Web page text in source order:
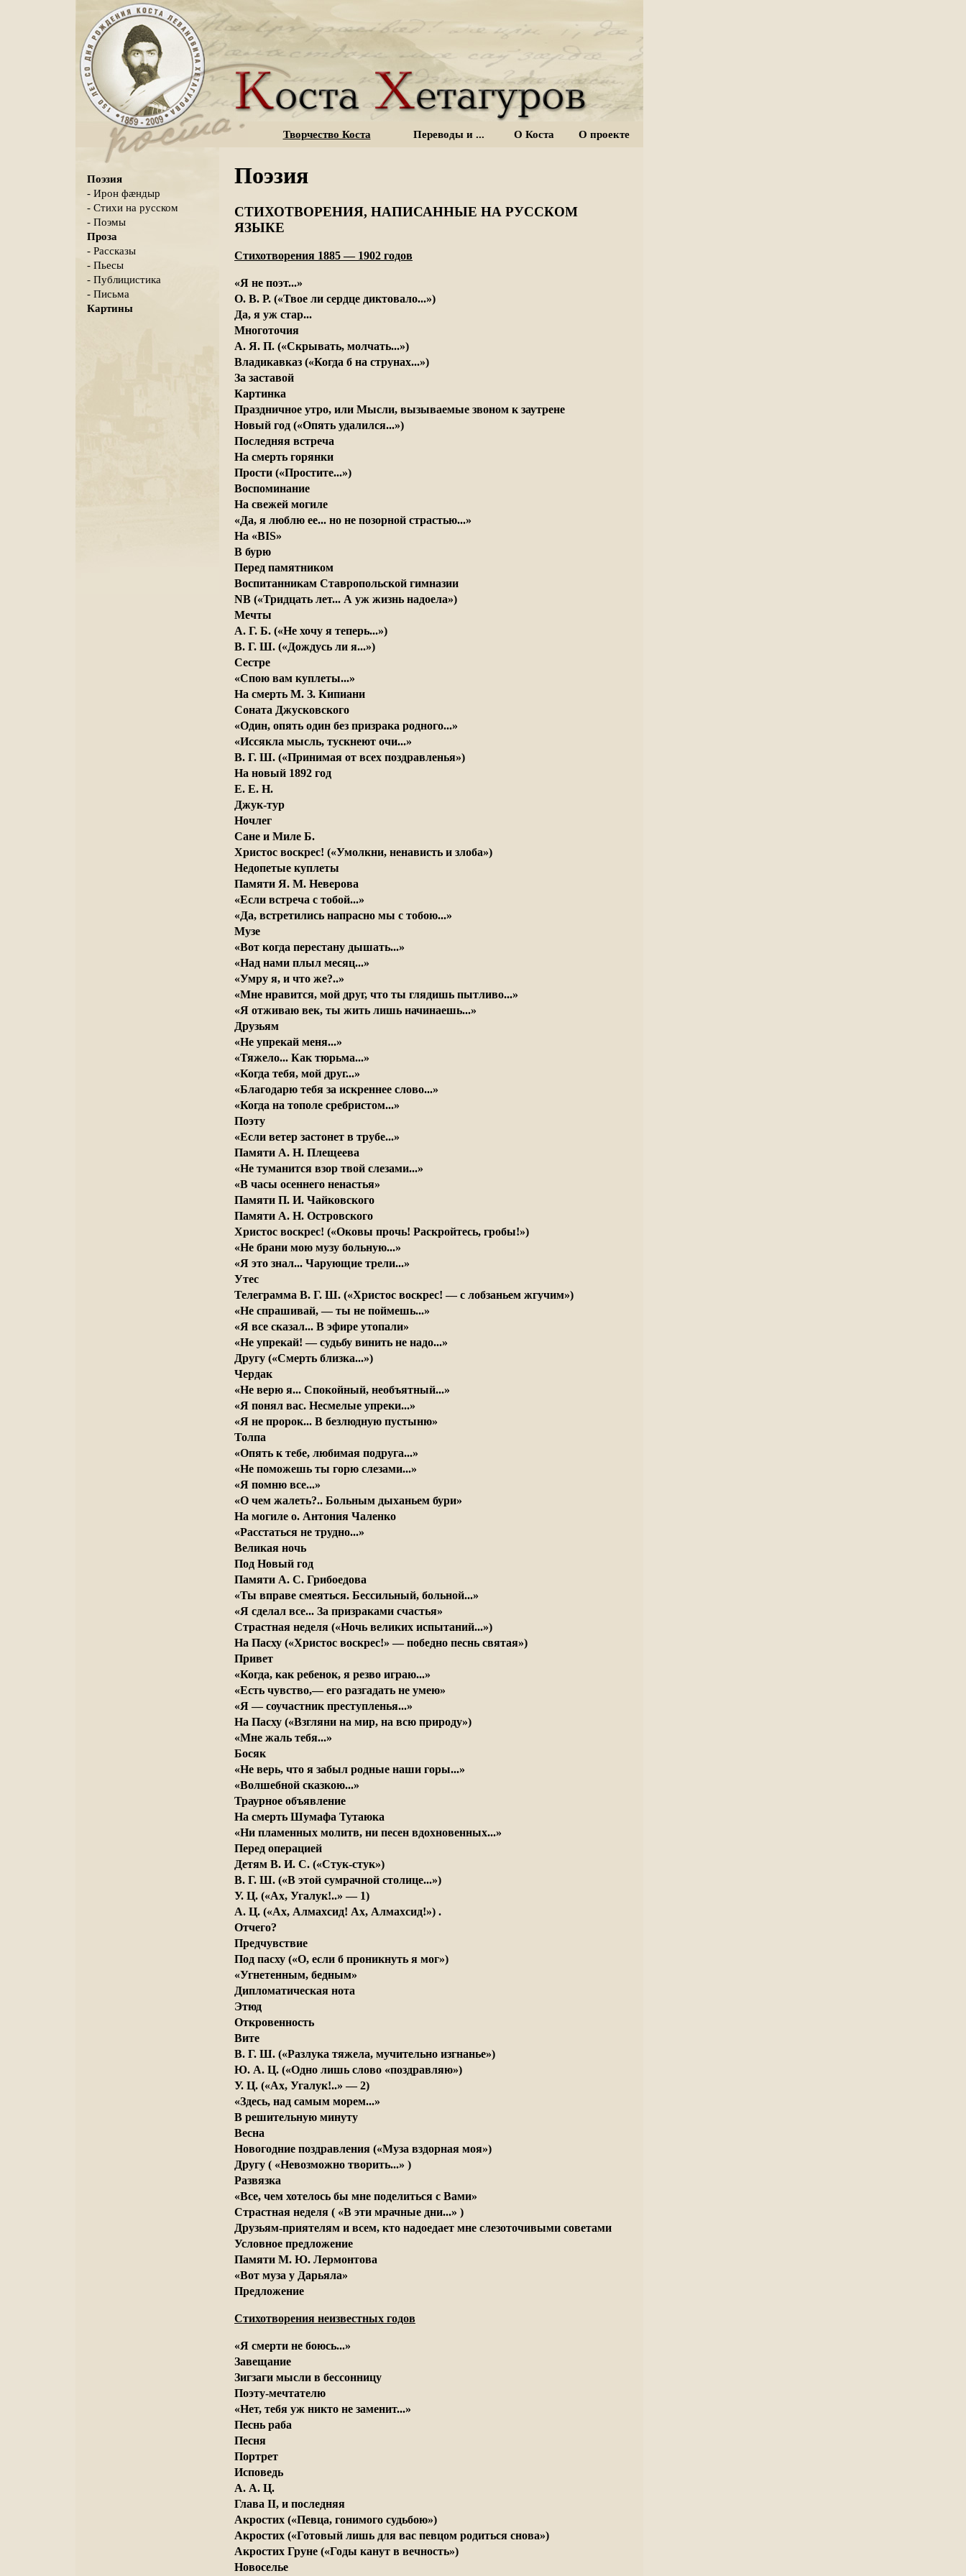
Творчество Коста Переводы и ... О Коста О проекте
Поэзия
- Ирон фæндыр
- Стихи на русском
- Поэмы
Проза
- Рассказы
- Пьесы
- Публицистика
- Письма
Картины
Поэзия
СТИХОТВОРЕНИЯ, НАПИСАННЫЕ НА РУССКОМ
ЯЗЫКЕ
Стихотворения 1885 — 1902 годов
«Я не поэт...»
О. В. Р. («Твое ли сердце диктовало...»)
Да, я уж стар...
Многоточия
А. Я. П. («Скрывать, молчать...»)
Владикавказ («Когда б на струнах...»)
За заставой
Картинка
Праздничное утро, или Мысли, вызываемые звоном к заутрене
Новый год («Опять удалился...»)
Последняя встреча
На смерть горянки
Прости («Простите...»)
Воспоминание
На свежей могиле
«Да, я люблю ее... но не позорной страстью...»
На «BIS»
В бурю
Перед памятником
Воспитанникам Ставропольской гимназии
NB («Тридцать лет... А уж жизнь надоела»)
Мечты
А. Г. Б. («Не хочу я теперь...»)
В. Г. Ш. («Дождусь ли я...»)
Сестре
«Спою вам куплеты...»
На смерть М. З. Кипиани
Соната Джусковского
«Один, опять один без призрака родного...»
«Иссякла мысль, тускнеют очи...»
В. Г. Ш. («Принимая от всех поздравленья»)
На новый 1892 год
Е. Е. Н.
Джук-тур
Ночлег
Сане и Миле Б.
Христос воскрес! («Умолкни, ненависть и злоба»)
Недопетые куплеты
Памяти Я. М. Неверова
«Если встреча с тобой...»
«Да, встретились напрасно мы с тобою...»
Музе
«Вот когда перестану дышать...»
«Над нами плыл месяц...»
«Умру я, и что же?..»
«Мне нравится, мой друг, что ты глядишь пытливо...»
«Я отживаю век, ты жить лишь начинаешь...»
Друзьям
«Не упрекай меня...»
«Тяжело... Как тюрьма...»
«Когда тебя, мой друг...»
«Благодарю тебя за искреннее слово...»
«Когда на тополе сребристом...»
Поэту
«Если ветер застонет в трубе...»
Памяти А. Н. Плещеева
«Не туманится взор твой слезами...»
«В часы осеннего ненастья»
Памяти П. И. Чайковского
Памяти А. Н. Островского
Христос воскрес! («Оковы прочь! Раскройтесь, гробы!»)
«Не брани мою музу больную...»
«Я это знал... Чарующие трели...»
Утес
Телеграмма В. Г. Ш. («Христос воскрес! — с лобзаньем жгучим»)
«Не спрашивай, — ты не поймешь...»
«Я все сказал... В эфире утопали»
«Не упрекай! — судьбу винить не надо...»
Другу («Смерть близка...»)
Чердак
«Не верю я... Спокойный, необъятный...»
«Я понял вас. Несмелые упреки...»
«Я не пророк... В безлюдную пустыню»
Толпа
«Опять к тебе, любимая подруга...»
«Не поможешь ты горю слезами...»
«Я помню все...»
«О чем жалеть?.. Больным дыханьем бури»
На могиле о. Антония Чаленко
«Расстаться не трудно...»
Великая ночь
Под Новый год
Памяти А. С. Грибоедова
«Ты вправе смеяться. Бессильный, больной...»
«Я сделал все... За призраками счастья»
Страстная неделя («Ночь великих испытаний...»)
На Пасху («Христос воскрес!» — победно песнь святая»)
Привет
«Когда, как ребенок, я резво играю...»
«Есть чувство,— его разгадать не умею»
«Я — соучастник преступленья...»
На Пасху («Взгляни на мир, на всю природу»)
«Мне жаль тебя...»
Босяк
«Не верь, что я забыл родные наши горы...»
«Волшебной сказкою...»
Траурное объявление
На смерть Шумафа Тутаюка
«Ни пламенных молитв, ни песен вдохновенных...»
Перед операцией
Детям В. И. С. («Стук-стук»)
В. Г. Ш. («В этой сумрачной столице...»)
У. Ц. («Ах, Угалук!..» — 1)
А. Ц. («Ах, Алмахсид! Ах, Алмахсид!») .
Отчего?
Предчувствие
Под пасху («О, если б проникнуть я мог»)
«Угнетенным, бедным»
Дипломатическая нота
Этюд
Откровенность
Вите
B. Г. Ш. («Разлука тяжела, мучительно изгнанье»)
Ю. А. Ц. («Одно лишь слово «поздравляю»)
У. Ц. («Ах, Угалук!..» — 2)
«Здесь, над самым морем...»
В решительную минуту
Весна
Новогодние поздравления («Муза вздорная моя»)
Другу ( «Невозможно творить...» )
Развязка
«Все, чем хотелось бы мне поделиться с Вами»
Страстная неделя ( «В эти мрачные дни...» )
Друзьям-приятелям и всем, кто надоедает мне слезоточивыми советами
Условное предложение
Памяти М. Ю. Лермонтова
«Вот муза у Дарьяла»
Предложение
Стихотворения неизвестных годов
«Я смерти не боюсь...»
Завещание
Зигзаги мысли в бессонницу
Поэту-мечтателю
«Нет, тебя уж никто не заменит...»
Песнь раба
Песня
Портрет
Исповедь
А. А. Ц.
Глава II, и последняя
Акростих («Певца, гонимого судьбою»)
Акростих («Готовый лишь для вас певцом родиться снова»)
Акростих Груне («Годы канут в вечность»)
Новоселье